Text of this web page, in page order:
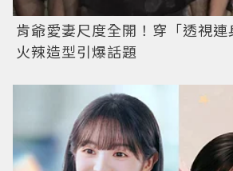
肯爺愛妻尺度全開！穿「透視
火辣造型引爆話題